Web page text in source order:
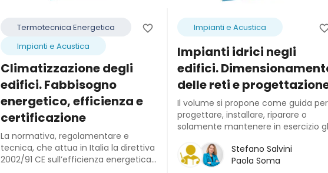
Termotecnica Energetica
Impianti e Acustica
Climatizzazione degli
edifici. Fabbisogno
energetico, efficienza e
certificazione
La normativa, regolamentare e
tecnica, che attua in Italia la direttiva
2002/91 CE sull’efficienza energetica
Impianti e Acustica
Impianti idrici negli
edifici.
delle reti e
Il volume si propone come guida per
progettare, installare, riparare o
solamente mantenere in esercizio
distribuzione dell'acqua calda e
fredda per usi sanitari e per altri usi.
Stefano Salvini
Paola Soma